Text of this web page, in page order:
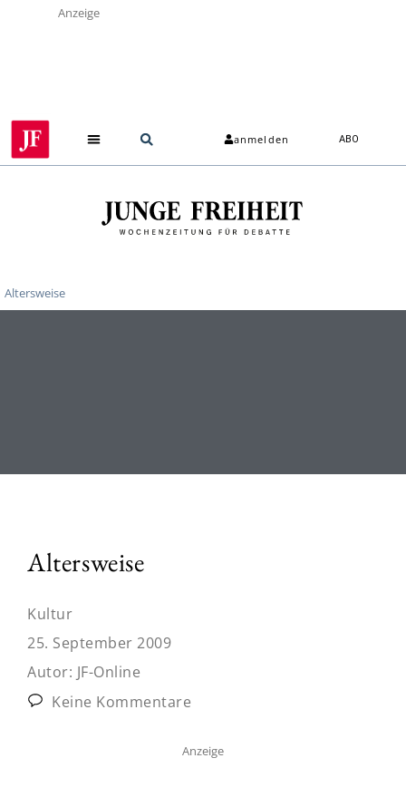
Anzeige
anmelden ABO
Altersweise
Altersweise
Kultur
25. September 2009
Autor: JF-Online
Keine Kommentare
Anzeige